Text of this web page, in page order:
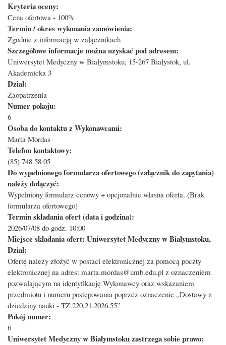
Kryteria oceny:
Cena ofertowa - 100%
Termin / okres wykonania zamówienia:
Zgodnie z informacją w załącznikach
Szczegółowe informacje można uzyskać pod adresem:
Uniwersytet Medyczny w Białymstoku, 15-267 Białystok, ul.
Akademicka 3
Dział:
Zaopatrzenia
Numer pokoju:
6
Osoba do kontaktu z Wykonawcami:
Marta Mordas
Telefon kontaktowy:
(85) 748 58 05
Do wypełnionego formularza ofertowego (załącznik do zapytania)
należy dołączyć:
Wypełniony formularz cenowy + opcjonalnie własna oferta. (Brak
formularza ofertowego)
Termin składania ofert (data i godzina):
2026/07/08 do godz. 10:00
Miejsce składania ofert: Uniwersytet Medyczny w Białymstoku,
Dział:
Ofertę należy złożyć w postaci elektronicznej za pomocą poczty
elektronicznej na adres: marta.mordas@umb.edu.pl z oznaczeniem
pozwalającym na identyfikację Wykonawcy oraz wskazaniem
przedmiotu i numeru postępowania poprzez oznaczenie „Dostawy z
dziedziny nauki - TZ.220.21.2026.55”
Pokój numer:
6
Uniwersytet Medyczny w Białymstoku zastrzega sobie prawo: